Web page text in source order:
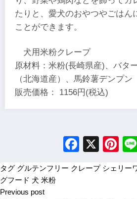
たりと、愛犬のおやつやごはん
ことができます。
犬用米粉クレープ
原材料：米粉(長崎県産)、バタ
（北海道産）、馬鈴薯デンプン
販売価格： 1156円(税込)
X
タグ グルテンフリー クレープ シェリー
グフード 犬 米粉
Previous post